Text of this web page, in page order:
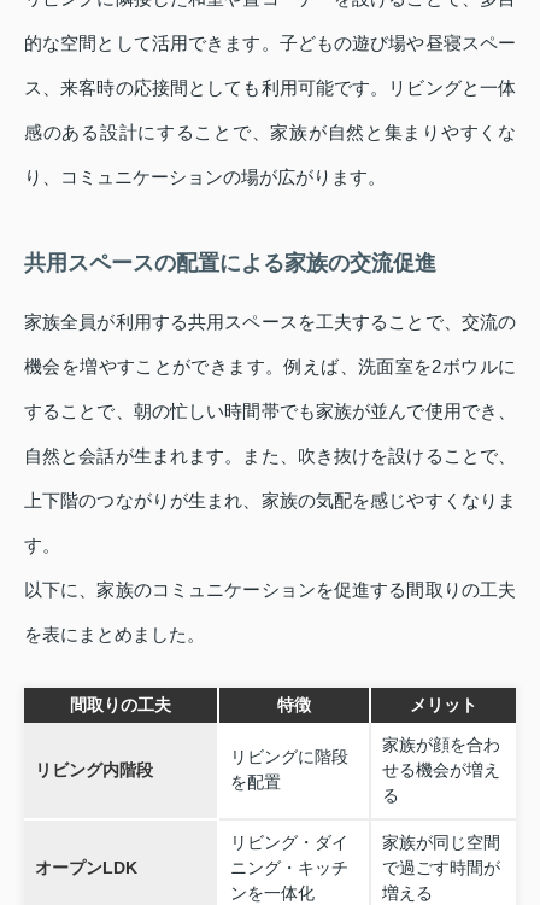
的な空間として活用できます。子どもの遊び場や昼寝スペー
ス、来客時の応接間としても利用可能です。リビングと一体
感のある設計にすることで、家族が自然と集まりやすくな
り、コミュニケーションの場が広がります。
共用スペースの配置による家族の交流促進
家族全員が利用する共用スペースを工夫することで、交流の
機会を増やすことができます。例えば、洗面室を2ボウルに
することで、朝の忙しい時間帯でも家族が並んで使用でき、
自然と会話が生まれます。また、吹き抜けを設けることで、
上下階のつながりが生まれ、家族の気配を感じやすくなりま
す。
以下に、家族のコミュニケーションを促進する間取りの工夫
を表にまとめました。
間取りの工夫 特徴 メリット
リビング内階段
リビングに階段
を配置
家族が顔を合わ
せる機会が増え
る
オープンLDK
リビング・ダイ
ニング・キッチ
ンを一体化
家族が同じ空間
で過ごす時間が
増える